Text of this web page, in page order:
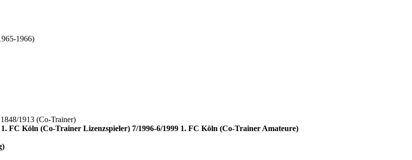
1966)
1913 (Co-Trainer)
FC Köln (Co-Trainer Lizenzspieler) 7/1996-6/1999 1. FC Köln (Co-Trainer Amateure)